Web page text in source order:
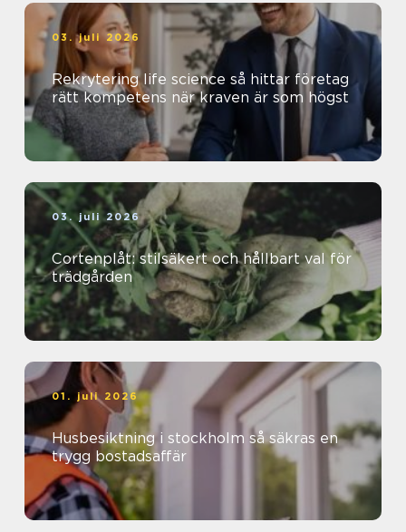
03. juli 2026
Rekrytering life science så hittar företag
rätt kompetens när kraven är som högst
03. juli 2026
Cortenplåt: stilsäkert och hållbart val för
trädgården
01. juli 2026
Husbesiktning i stockholm så säkras en
trygg bostadsaffär